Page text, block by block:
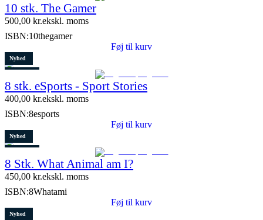
5 stk. tilbage
10 stk. The Gamer
500,00 kr.ekskl. moms
ISBN:10thegamer
Føj til kurv
Nyhed
6 stk. tilbage
8 stk. eSports - Sport Stories
400,00 kr.ekskl. moms
ISBN:8esports
Føj til kurv
Nyhed
10 stk. tilbage
8 Stk. What Animal am I?
450,00 kr.ekskl. moms
ISBN:8Whatami
Føj til kurv
Nyhed